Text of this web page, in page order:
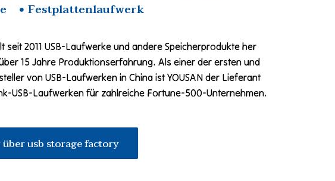
Festplattenlaufwerk
seit 2011 USB-Laufwerke und andere Speicherprodukte her
15 Jahre Produktionserfahrung. Als einer der ersten und
von USB-Laufwerken in China ist YOUSAN der Lieferant
USB-Laufwerken für zahlreiche Fortune-500-Unternehmen.
usb storage factory